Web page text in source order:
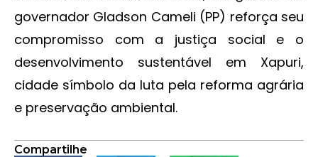
governador Gladson Cameli (PP) reforça seu
compromisso com a justiça social e o
desenvolvimento sustentável em Xapuri,
cidade símbolo da luta pela reforma agrária
e preservação ambiental.
Compartilhe